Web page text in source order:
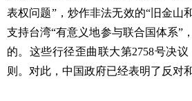
表权问题”，炒作非法无效的“旧金
支持台湾“有意义地参与联合国体系”
的。这些行径歪曲联大第2758号决
则。对此，中国政府已经表明了反对